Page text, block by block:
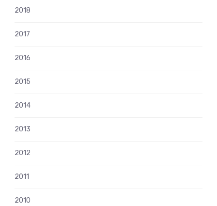
2018
2017
2016
2015
2014
2013
2012
2011
2010